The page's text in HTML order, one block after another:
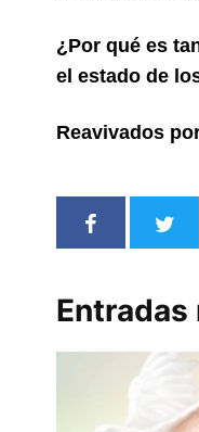
¿Por qué es
el estado de
Reavivados
Entradas